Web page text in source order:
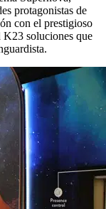
protagonistas de
con el prestigioso
K23 soluciones que